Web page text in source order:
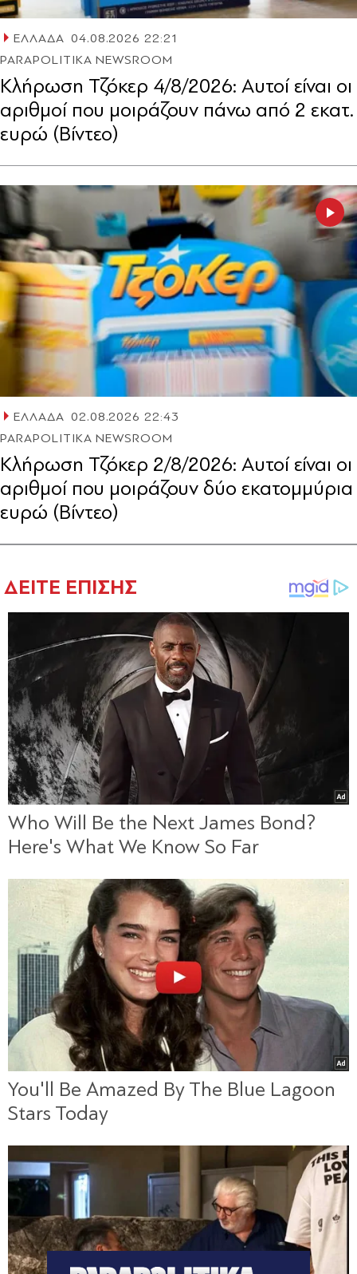
ΕΛΛΑΔΑ 04.08.2026 22:21
PARAPOLITIKA NEWSROOM
Κλήρωση Τζόκερ 4/8/2026: Αυτοί είναι οι
αριθμοί που μοιράζουν πάνω από 2 εκατ.
ευρώ (Βίντεο)
ΕΛΛΑΔΑ 02.08.2026 22:43
PARAPOLITIKA NEWSROOM
Κλήρωση Τζόκερ 2/8/2026: Αυτοί είναι οι
αριθμοί που μοιράζουν δύο εκατομμύρια
ευρώ (Βίντεο)